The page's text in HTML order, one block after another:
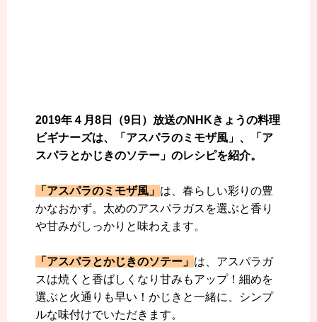
2019年４月8日（9日）放送のNHKきょうの料理
ビギナーズは、「アスパラのミモザ風」、「ア
スパラとかじきのソテー」のレシピを紹介。
「アスパラのミモザ風」 は、春らしい彩りの豊
かなおかず。太めのアスパラガスを選ぶと香り
や甘みがしっかりと味わえます。
「アスパラとかじきのソテー」 は、アスパラガ
スは焼くと香ばしくなり甘みもアップ！細めを
選ぶと火通りも早い！かじきと一緒に、シンプ
ルな味付けでいただきます。